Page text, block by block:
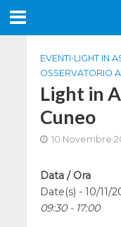
EVENTI•LIGHT IN
OSSERVATORIO
Light in
Cuneo
10 Novembre
Data / Ora
Date(s) - 10/11/
09:30 - 17:00